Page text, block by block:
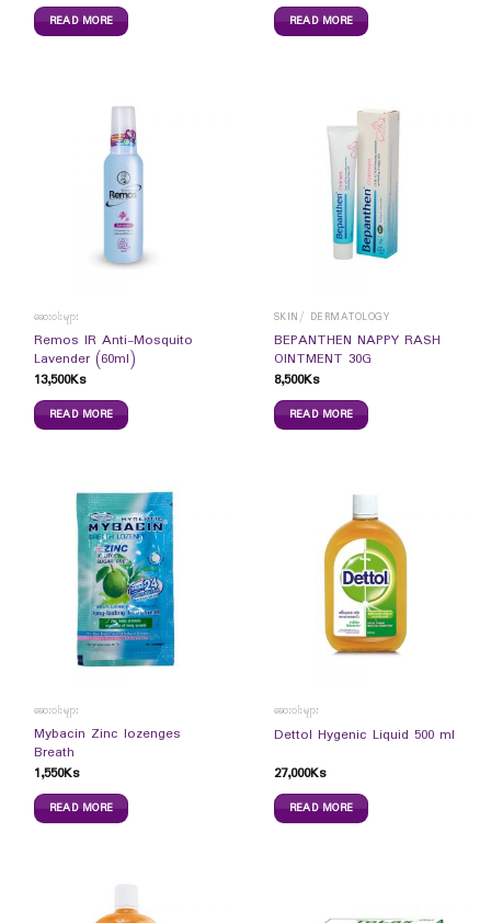
READ MORE READ MORE
ဆေးဝါးများ
Remos IR Anti-Mosquito
Lavender (60ml)
13,500Ks
READ MORE
SKIN/ DERMATOLOGY
BEPANTHEN NAPPY RASH
OINTMENT 30G
8,500Ks
READ MORE
ဆေးဝါးများ
Mybacin Zinc lozenges
Breath
1,550Ks
READ MORE
ဆေးဝါးများ
Dettol Hygenic Liquid 500 ml
27,000Ks
READ MORE